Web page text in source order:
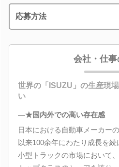
応募方法
会社・仕事
世界の「ISUZU」の生産現
い
―★国内外での高い存在感
日本における自動車メーカー
以来100余年にわたり成長を続
小型トラックの市場において